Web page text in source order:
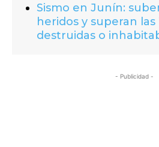
Sismo en Junín:
heridos y superan las
destruidas o
- Publicidad -